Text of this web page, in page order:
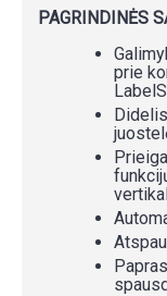
PAGRINDINĖS
prie